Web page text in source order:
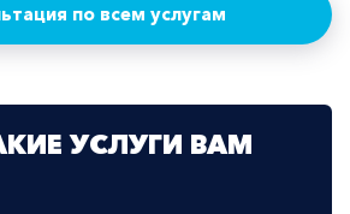
по всем услугам
УСЛУГИ ВАМ